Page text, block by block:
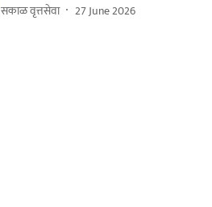
सकाळ वृत्तसेवा 27 June 2026